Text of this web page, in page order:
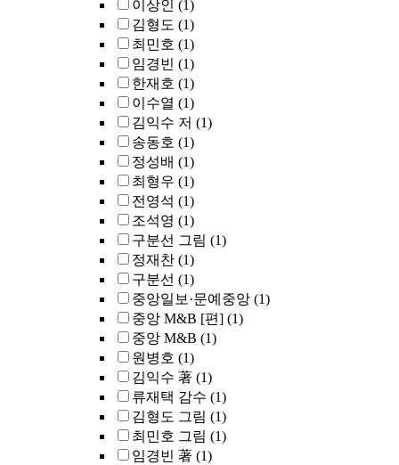
이상인 (1)
김형도 (1)
최민호 (1)
임경빈 (1)
한재호 (1)
이수열 (1)
김익수 저 (1)
송동호 (1)
정성배 (1)
최형우 (1)
전영석 (1)
조석영 (1)
구분선 그림 (1)
정재찬 (1)
구분선 (1)
중앙일보·문예중앙 (1)
중앙 M&B [편] (1)
중앙 M&B (1)
원병호 (1)
김익수 著 (1)
류재택 감수 (1)
김형도 그림 (1)
최민호 그림 (1)
임경빈 著 (1)